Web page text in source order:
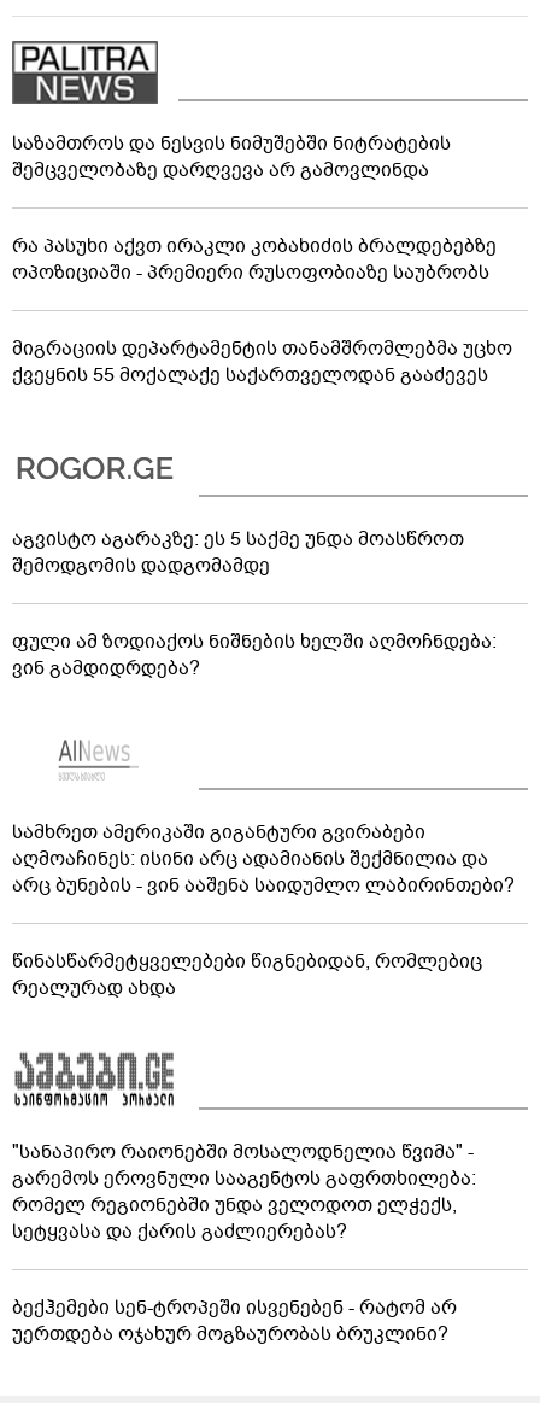
საზამთროს და ნესვის ნიმუშებში ნიტრატების
შემცველობაზე დარღვევა არ გამოვლინდა
რა პასუხი აქვთ ირაკლი კობახიძის ბრალდებებზე
ოპოზიციაში - პრემიერი რუსოფობიაზე საუბრობს
მიგრაციის დეპარტამენტის თანამშრომლებმა უცხო
ქვეყნის 55 მოქალაქე საქართველოდან გააძევეს
აგვისტო აგარაკზე: ეს 5 საქმე უნდა მოასწროთ
შემოდგომის დადგომამდე
ფული ამ ზოდიაქოს ნიშნების ხელში აღმოჩნდება:
ვინ გამდიდრდება?
სამხრეთ ამერიკაში გიგანტური გვირაბები
აღმოაჩინეს: ისინი არც ადამიანის შექმნილია და
არც ბუნების - ვინ ააშენა საიდუმლო ლაბირინთები?
წინასწარმეტყველებები წიგნებიდან, რომლებიც
რეალურად ახდა
"სანაპირო რაიონებში მოსალოდნელია წვიმა" -
გარემოს ეროვნული სააგენტოს გაფრთხილება:
რომელ რეგიონებში უნდა ველოდოთ ელჭექს,
სეტყვასა და ქარის გაძლიერებას?
ბექჰემები სენ-ტროპეში ისვენებენ - რატომ არ
უერთდება ოჯახურ მოგზაურობას ბრუკლინი?